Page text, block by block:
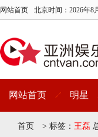
网站首页 北京时间： 2026年8
网站首页 明星
首页 > 标签： 王磊